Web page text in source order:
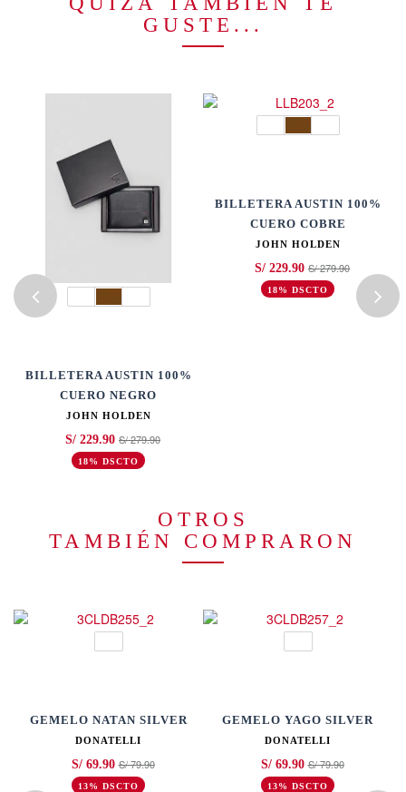
GUSTE...
BILLETERA AUSTIN 100%
CUERO NEGRO
JOHN HOLDEN
S/ 229.90 S/ 279.90
18% DSCTO
BILLETERA AUSTIN 100%
CUERO COBRE
JOHN HOLDEN
S/ 229.90 S/ 279.90
18% DSCTO
OTROS
TAMBIÉN COMPRARON
GEMELO NATAN SILVER
DONATELLI
S/ 69.90 S/ 79.90
13% DSCTO
GEMELO YAGO SILVER
DONATELLI
S/ 69.90 S/ 79.90
13% DSCTO